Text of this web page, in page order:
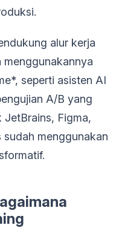
alur kerja
menggunakannya
seperti asisten AI
A/B yang
JetBrains, Figma,
menggunakan